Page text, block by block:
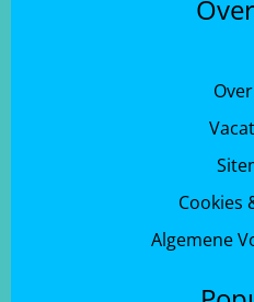
Cookies
Algemene